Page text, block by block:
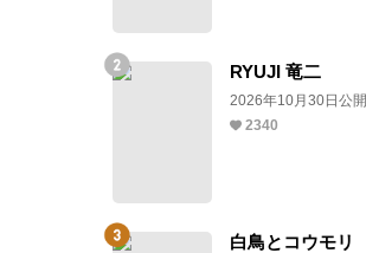
RYUJI 竜二
2026年10月30日公開
2340
白鳥とコウモリ